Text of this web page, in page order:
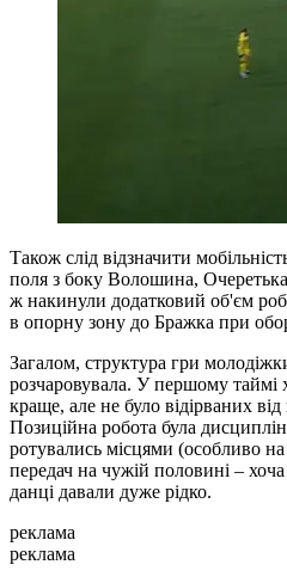
Також слід відзначити
поля з боку Волошина,
ж накинули додатковий об'єм
в опорну зону до Бражка при
Загалом, структура гри
розчаровувала. У першому таймі
краще, але не було відірваних
Позиційна робота була
ротувались місцями (особливо на
передач на чужій половині –
данці давали дуже рідко.
реклама
реклама